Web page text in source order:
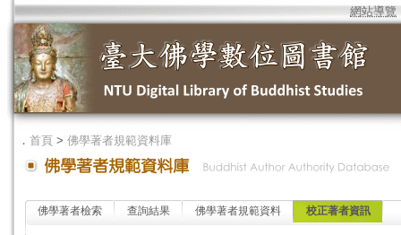
網站導覽
． 首頁 > 佛學著者規範資料庫
佛學著者檢索 查詢結果 佛學著者規範資料 校正著者資訊